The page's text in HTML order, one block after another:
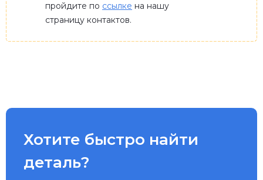
пройдите по ссылке на нашу
страницу контактов.
Хотите быстро найти
деталь?